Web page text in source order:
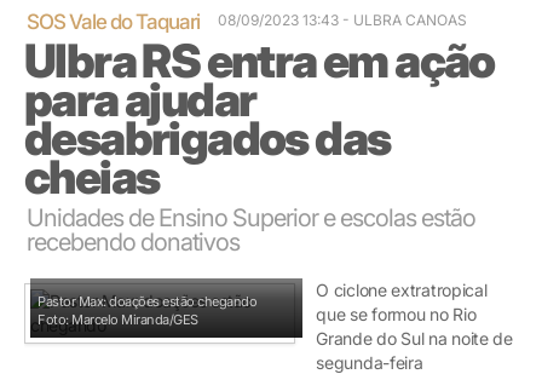
Pós-graduação
Educação a Distância
Pesquisa
Extensão
Infraestrutura e Serviços
Inovação
Sobre a ULBRA
SOS Vale do Taquari 08/09/2023 13:43 - ULBRA CANOAS
Ulbra RS entra em ação
para ajudar
desabrigados das
cheias
Unidades de Ensino Superior e escolas estão
recebendo donativos
Pastor Max: doações estão chegando
Foto: Marcelo Miranda/GES
O ciclone extratropical
que se formou no Rio
Grande do Sul na noite de
segunda-feira